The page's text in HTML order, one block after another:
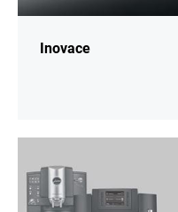
Inovace
informací